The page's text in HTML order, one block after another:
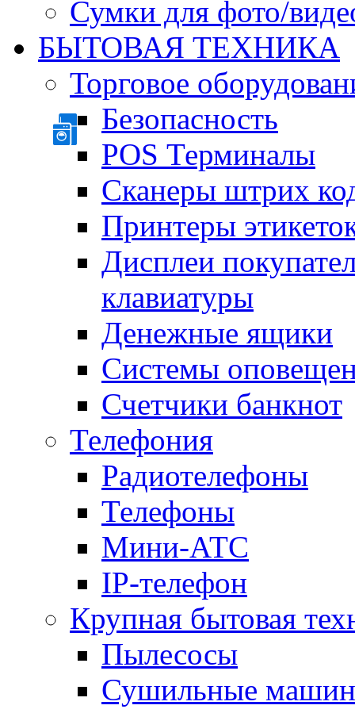
Сумки для фото/
БЫТОВАЯ ТЕХНИКА
Торговое
Безопасность
POS Терминалы
Сканеры штрих
Принтеры
Дисплеи
клавиатуры
Денежные ящики
Системы
Счетчики банкнот
Телефония
Радиотелефоны
Телефоны
Мини-АТС
IP-телефон
Крупная бытовая
Пылесосы
Сушильные